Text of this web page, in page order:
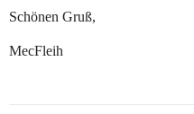
Schönen Gruß,
MecFleih